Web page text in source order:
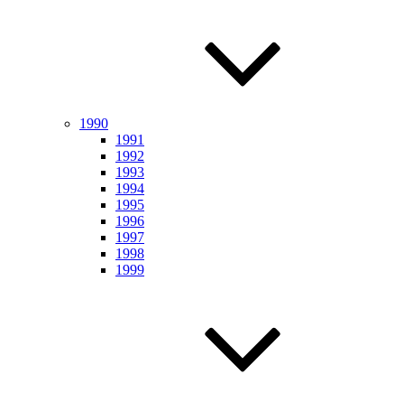
1990
1991
1992
1993
1994
1995
1996
1997
1998
1999